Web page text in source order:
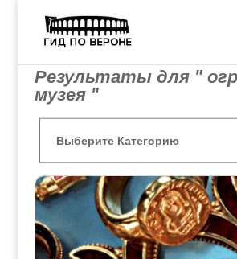
Результаты для "
музея "
История
Клады и медали